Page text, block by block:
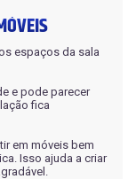
espaços da sala
e pode parecer
fica
em móveis bem
Isso ajuda a criar